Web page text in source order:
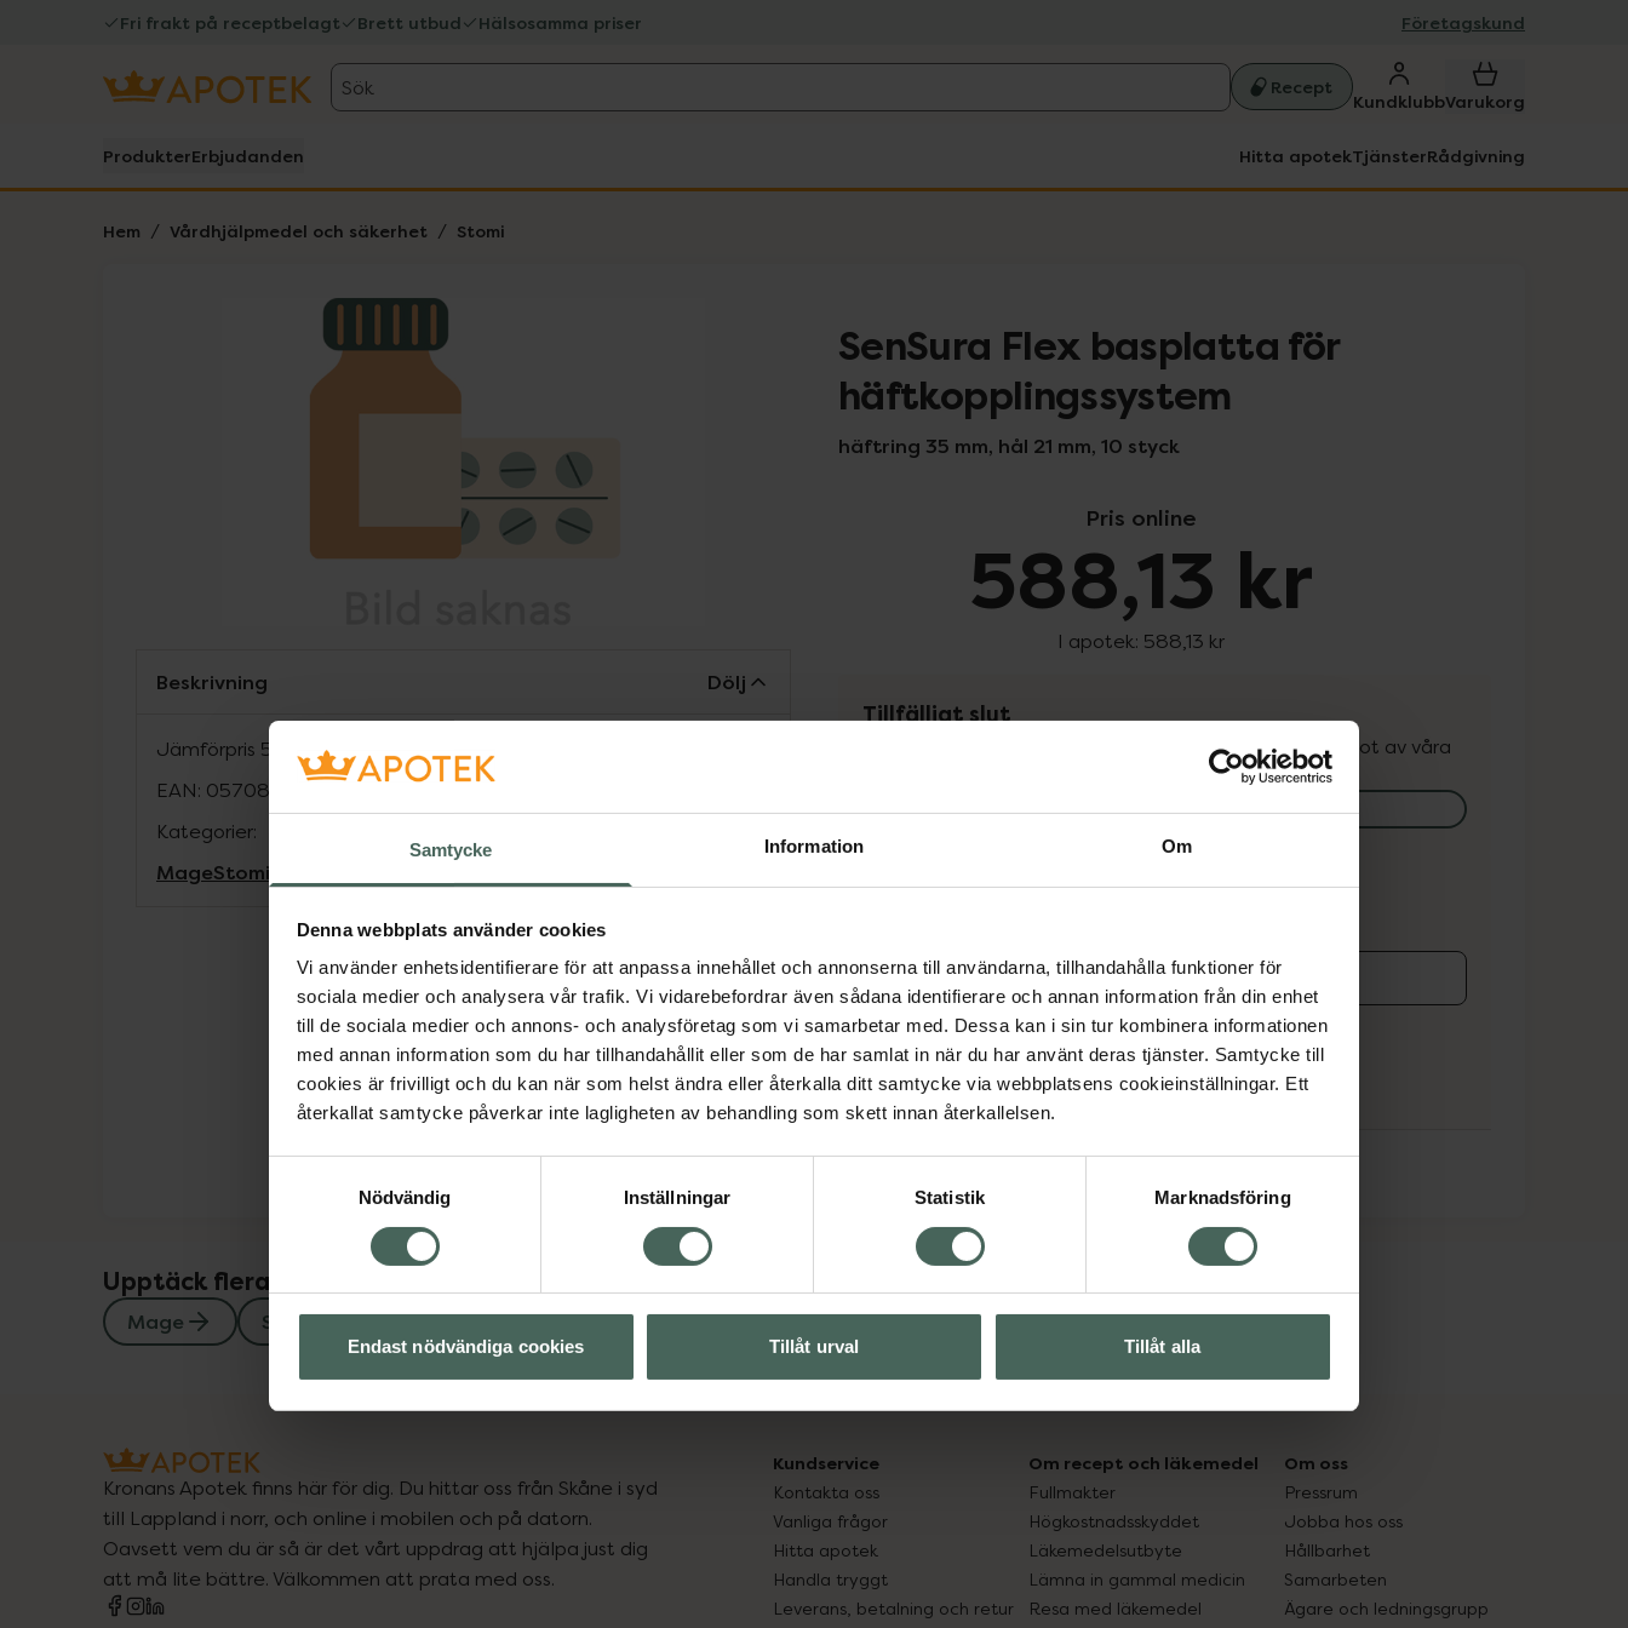
Samtycke Information Om
Denna webbplats använder cookies
Vi använder enhetsidentifierare för att anpassa innehållet och annonserna till användarna, tillhandahålla funktioner för
sociala medier och analysera vår trafik. Vi vidarebefordrar även sådana identifierare och annan information från din enhet
till de sociala medier och annons- och analysföretag som vi samarbetar med. Dessa kan i sin tur kombinera informationen
med annan information som du har tillhandahållit eller som de har samlat in när du har använt deras tjänster. Samtycke till
cookies är frivilligt och du kan när som helst ändra eller återkalla ditt samtycke via webbplatsens cookieinställningar. Ett
återkallat samtycke påverkar inte lagligheten av behandling som skett innan återkallelsen.
Nödvändig
Inställningar Statistik Marknadsföring
Endast nödvändiga cookies Tillåt urval Tillåt alla
Fri frakt på receptbelagt Brett utbud Hälsosamma priser Företagskund
Sök Recept
KundklubbVarukorg
ProdukterErbjudanden Hitta apotekTjänsterRådgivning
Hem Vårdhjälpmedel och säkerhet Stomi
Lista: . Innehåller 1 objekt.
SenSura Flex basplatta för
häftkopplingssystem
häftring 35 mm, hål 21 mm, 10 styck
Pris online
588,13 kr
I apotek: 588,13 kr
Tillfälligt slut
Tillfälligt slut online. Varan kan finnas i lager hos något av våra
Se lagerstatus på apotek
Få mejl när varan finns i lager online
Jag accepterar villkoren
Spara
Beskrivning Dölj
Jämförpris 58,81 kr/
EAN: 05708932347457
Kategorier:
MageStomi
Upptäck flera produkter inom
Mage Stomi
Kronans Apotek finns här för dig. Du hittar oss från Skåne i syd
till Lappland i norr, och online i mobilen och på datorn.
Oavsett vem du är så är det vårt uppdrag att hjälpa just dig
att må lite bättre. Välkommen att prata med oss.
Kundservice
Kontakta oss
Vanliga frågor
Hitta apotek
Handla tryggt
Leverans, betalning och retur
Om recept och läkemedel
Fullmakter
Högkostnadsskyddet
Läkemedelsutbyte
Lämna in gammal medicin
Resa med läkemedel
Om oss
Pressrum
Jobba hos oss
Hållbarhet
Samarbeten
Ägare och ledningsgrupp